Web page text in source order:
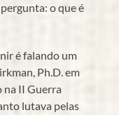
o que é
é falando um
Ph.D. em
na II Guerra
lutava pelas